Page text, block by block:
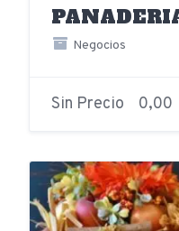
Negocios
Sin Precio 0,00